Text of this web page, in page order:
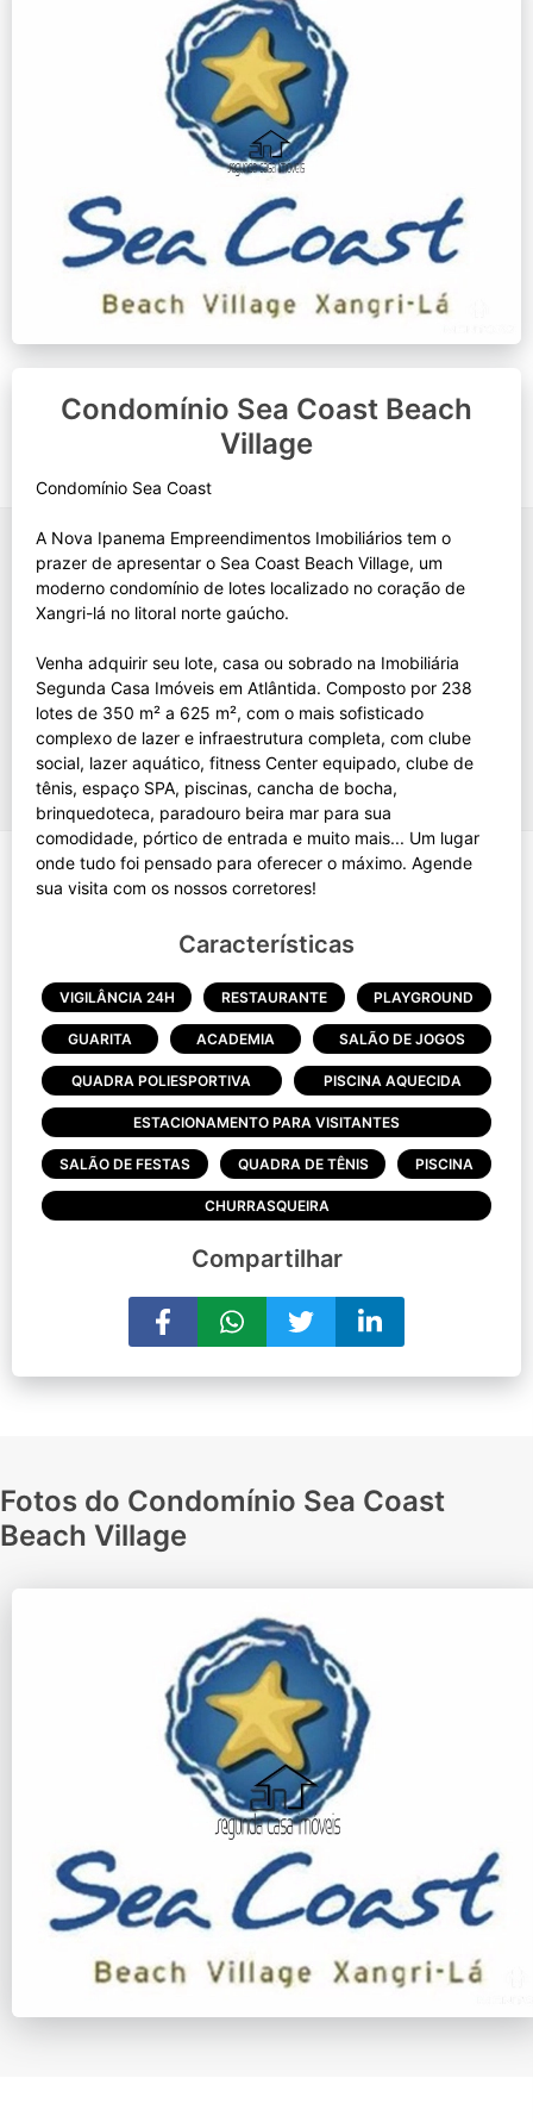
Condomínio Sea Coast Beach
Village
Condomínio Sea Coast
A Nova Ipanema Empreendimentos Imobiliários tem o
prazer de apresentar o Sea Coast Beach Village, um
moderno condomínio de lotes localizado no coração de
Xangri-lá no litoral norte gaúcho.
Venha adquirir seu lote, casa ou sobrado na Imobiliária
Segunda Casa Imóveis em Atlântida. Composto por 238
lotes de 350 m² a 625 m², com o mais sofisticado
complexo de lazer e infraestrutura completa, com clube
social, lazer aquático, fitness Center equipado, clube de
tênis, espaço SPA, piscinas, cancha de bocha,
brinquedoteca, paradouro beira mar para sua
comodidade, pórtico de entrada e muito mais... Um lugar
onde tudo foi pensado para oferecer o máximo. Agende
Características
VIGILÂNCIA 24H RESTAURANTE PLAYGROUND
GUARITA ACADEMIA SALÃO DE JOGOS
QUADRA POLIESPORTIVA PISCINA AQUECIDA
ESTACIONAMENTO PARA VISITANTES
SALÃO DE FESTAS QUADRA DE TÊNIS PISCINA
CHURRASQUEIRA
Compartilhar
Fotos do Condomínio Sea Coast
Beach Village